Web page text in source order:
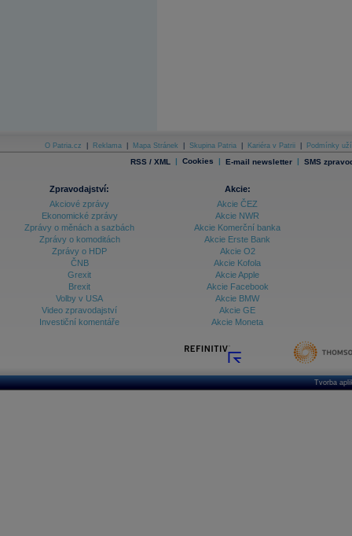
DATA EXPORT
Databanka - Akcie
Databanka - Ekonomický růst
Databanka - Indexy
Databanka - Měnové kurzy
Databanka - Trh práce
Databanka - Úrokové sazby
Databanka - Veřejné rozpočty
Databanka akcie - Svět
O Patria.cz Reklama Mapa Stránek Skupina Patria Kariéra v Patrii Podmínky
RSS / XML | Cookies | E-mail newsletter | SMS
Zpravodajství:
Akciové zprávy
Ekonomické zprávy
Zprávy o měnách a sazbách
Zprávy o komoditách
Zprávy o HDP
ČNB
Grexit
Brexit
Volby v USA
Video zpravodajství
Investiční komentáře
Akcie:
Akcie ČEZ
Akcie NWR
Akcie Komerční banka
Akcie Erste Bank
Akcie O2
Akcie Kofola
Akcie Apple
Akcie Facebook
Akcie BMW
Akcie GE
Akcie Moneta
Tvorba